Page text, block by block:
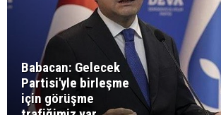
Babacan: Gelecek
Partisi'yle birleşme
için görüşme